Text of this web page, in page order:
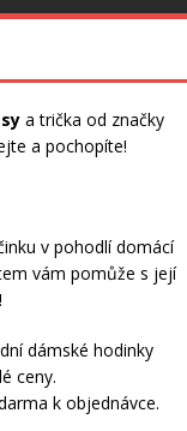
a trička od značky
a pochopíte!
v pohodlí domácí
vám pomůže s její
dámské hodinky
ceny.
k objednávce.